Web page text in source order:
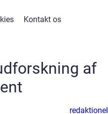
Kontakt os
af
redaktionel